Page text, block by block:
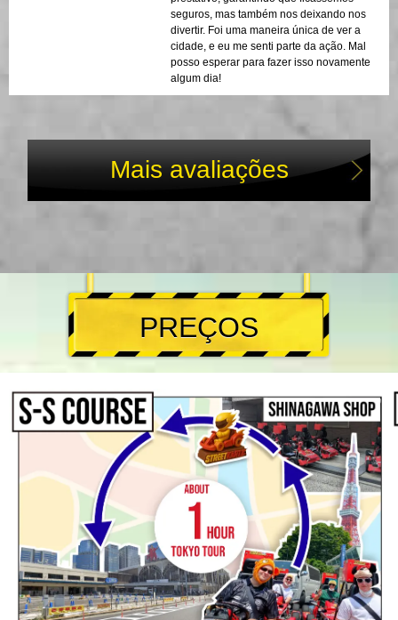
seguros, mas também nos deixando nos
divertir. Foi uma maneira única de ver a
cidade, e eu me senti parte da ação. Mal
posso esperar para fazer isso novamente
algum dia!
Mais avaliações
PREÇOS